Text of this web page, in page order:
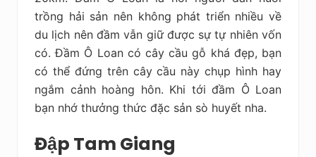
trồng hải sản nên không phát triển nhiều về
du lịch nên đầm vẫn giữ được sự tự nhiên vốn
có. Đầm Ô Loan có cây cầu gỗ khá đẹp, bạn
có thể đứng trên cây cầu này chụp hình hay
ngắm cảnh hoàng hôn. Khi tới đầm Ô Loan
bạn nhớ thưởng thức đặc sản sò huyết nha.
Đập Tam Giang